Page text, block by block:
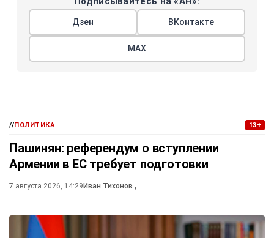
Дзен ВКонтакте
МАХ
//ПОЛИТИКА 13+
Пашинян: референдум о вступлении
Армении в ЕС требует подготовки
7 августа 2026, 14:29Иван Тихонов ,